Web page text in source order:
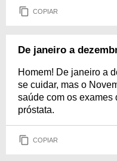
COPIAR
De janeiro a
Homem! De janeiro a
se cuidar, mas o
saúde com os exames
próstata.
COPIAR